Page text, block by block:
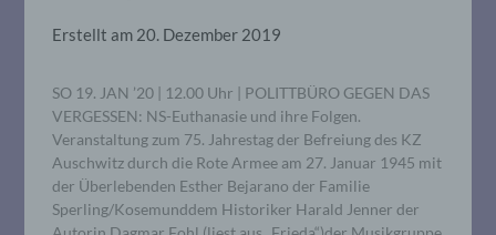
Erstellt am 20. Dezember 2019
SO 19. JAN ’20 | 12.00 Uhr | POLITTBÜRO GEGEN DAS
VERGESSEN: NS-Euthanasie und ihre Folgen.
Veranstaltung zum 75. Jahrestag der Befreiung des KZ
Auschwitz durch die Rote Armee am 27. Januar 1945 mit
der Überlebenden Esther Bejarano der Familie
Sperling/Kosemunddem Historiker Harald Jenner der